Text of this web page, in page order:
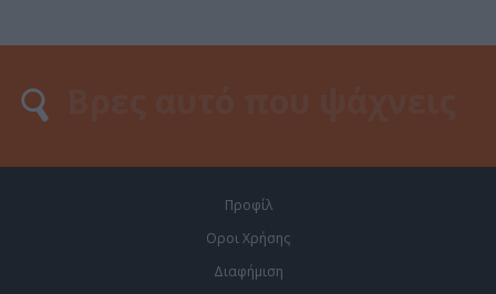
Προφίλ
Οροι Χρήσης
Διαφήμιση